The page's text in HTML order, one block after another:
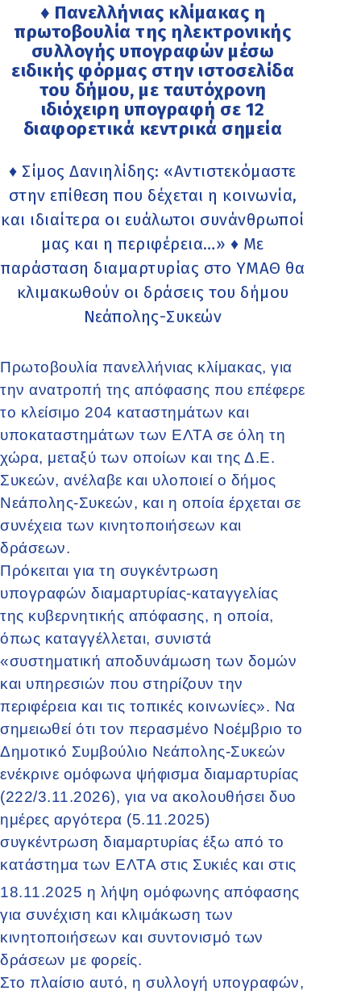
♦ Πανελλήνιας κλίμακας η
πρωτοβουλία της ηλεκτρονικής
συλλογής υπογραφών μέσω
ειδικής φόρμας στην ιστοσελίδα
του δήμου, με ταυτόχρονη
ιδιόχειρη υπογραφή σε 12
διαφορετικά κεντρικά σημεία
♦ Σίμος Δανιηλίδης: «Αντιστεκόμαστε
στην επίθεση που δέχεται η κοινωνία,
και ιδιαίτερα οι ευάλωτοι συνάνθρωποί
μας και η περιφέρεια…» ♦ Με
παράσταση διαμαρτυρίας στο ΥΜΑΘ θα
κλιμακωθούν οι δράσεις του δήμου
Νεάπολης-Συκεών
Πρωτοβουλία πανελλήνιας κλίμακας, για
την ανατροπή της απόφασης που επέφερε
το κλείσιμο 204 καταστημάτων και
υποκαταστημάτων των ΕΛΤΑ σε όλη τη
χώρα, μεταξύ των οποίων και της Δ.Ε.
Συκεών, ανέλαβε και υλοποιεί ο δήμος
Νεάπολης-Συκεών, και η οποία έρχεται σε
συνέχεια των κινητοποιήσεων και
δράσεων.
Πρόκειται για τη συγκέντρωση
υπογραφών διαμαρτυρίας-καταγγελίας
της κυβερνητικής απόφασης, η οποία,
όπως καταγγέλλεται, συνιστά
«συστηματική αποδυνάμωση των δομών
και υπηρεσιών που στηρίζουν την
περιφέρεια και τις τοπικές κοινωνίες». Να
σημειωθεί ότι τον περασμένο Νοέμβριο το
Δημοτικό Συμβούλιο Νεάπολης-Συκεών
ενέκρινε ομόφωνα ψήφισμα διαμαρτυρίας
(222/3.11.2026), για να ακολουθήσει δυο
ημέρες αργότερα (5.11.2025)
συγκέντρωση διαμαρτυρίας έξω από το
κατάστημα των ΕΛΤΑ στις Συκιές και στις
18.11.2025 η λήψη ομόφωνης απόφασης
για συνέχιση και κλιμάκωση των
κινητοποιήσεων και συντονισμό των
δράσεων με φορείς.
Στο πλαίσιο αυτό, η συλλογή υπογραφών,